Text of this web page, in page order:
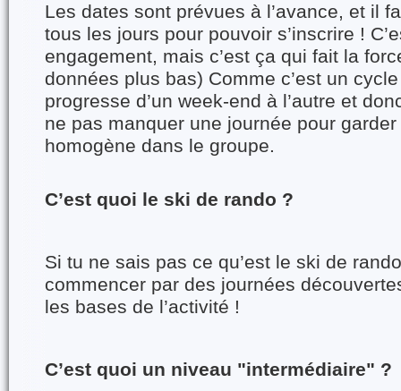
Les dates sont prévues à l’avance, et il
tous les jours pour pouvoir s’inscrire !
engagement, mais c’est ça qui fait la
données plus bas) Comme c’est un
progresse d’un week-end à l’autre et
ne pas manquer une journée pour
homogène dans le groupe.
C’est quoi le ski de rando ?
Si tu ne sais pas ce qu’est le ski de
commencer par des journées
les bases de l’activité !
C’est quoi un niveau "intermédiaire" ?